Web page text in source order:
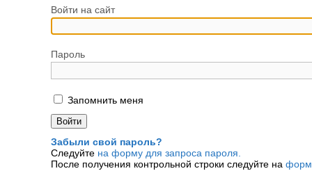
Войти на сайт
Пароль
Запомнить меня
Забыли свой пароль?
Следуйте на форму для запроса пароля.
После получения контрольной строки следуйте на